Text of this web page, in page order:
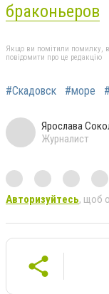
браконьеров
Якщо ви помітили помилку,
повідомити про це редакцію
#Скадовск #море
Ярослава
Журналист
Авторизуйтесь, щоб